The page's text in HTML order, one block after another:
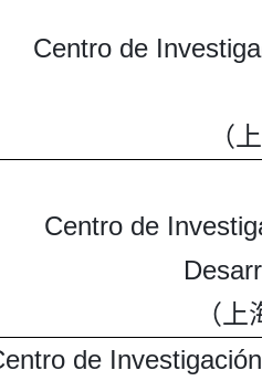
Centro de
（
Centro de
（
de